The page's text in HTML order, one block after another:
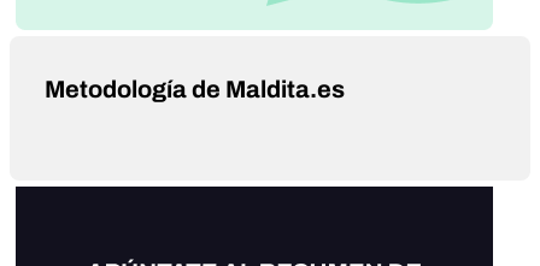
Metodología de Maldita.es